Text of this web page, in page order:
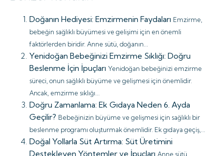
Doğanın Hediyesi: Emzirmenin Faydaları Emzirme,
bebeğin sağlıklı büyümesi ve gelişimi için en önemli
faktörlerden biridir. Anne sütü, doğanın...
Yenidoğan Bebeğinizi Emzirme Sıklığı: Doğru
Beslenme İçin İpuçları Yenidoğan bebeğinizi emzirme
süreci, onun sağlıklı büyüme ve gelişmesi için önemlidir.
Ancak, emzirme sıklığı...
Doğru Zamanlama: Ek Gıdaya Neden 6. Ayda
Geçilir? Bebeğinizin büyüme ve gelişmesi için sağlıklı bir
beslenme programı oluşturmak önemlidir. Ek gıdaya geçiş,...
Doğal Yollarla Süt Artırma: Süt Üretimini
Destekleyen Yöntemler ve İpuçları Anne sütü,